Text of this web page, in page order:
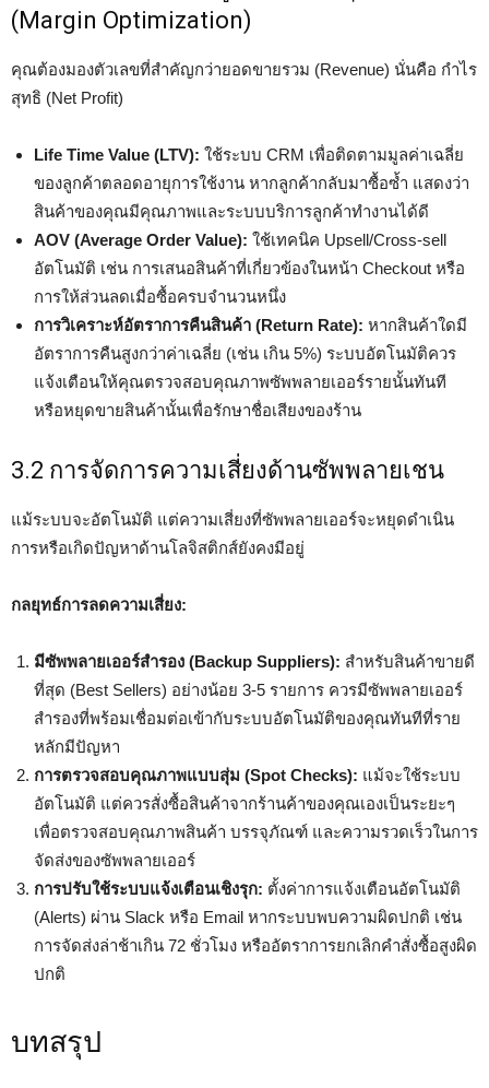
(Margin Optimization)
คุณต้องมองตัวเลขที่สำคัญกว่ายอดขายรวม (Revenue) นั่นคือ กำไร
สุทธิ (Net Profit)
Life Time Value (LTV): ใช้ระบบ CRM เพื่อติดตามมูลค่าเฉลี่ย
ของลูกค้าตลอดอายุการใช้งาน หากลูกค้ากลับมาซื้อซ้ำ แสดงว่า
สินค้าของคุณมีคุณภาพและระบบบริการลูกค้าทำงานได้ดี
AOV (Average Order Value): ใช้เทคนิค Upsell/Cross-sell
อัตโนมัติ เช่น การเสนอสินค้าที่เกี่ยวข้องในหน้า Checkout หรือ
การให้ส่วนลดเมื่อซื้อครบจำนวนหนึ่ง
การวิเคราะห์อัตราการคืนสินค้า (Return Rate): หากสินค้าใดมี
อัตราการคืนสูงกว่าค่าเฉลี่ย (เช่น เกิน 5%) ระบบอัตโนมัติควร
แจ้งเตือนให้คุณตรวจสอบคุณภาพซัพพลายเออร์รายนั้นทันที
หรือหยุดขายสินค้านั้นเพื่อรักษาชื่อเสียงของร้าน
3.2 การจัดการความเสี่ยงด้านซัพพลายเชน
แม้ระบบจะอัตโนมัติ แต่ความเสี่ยงที่ซัพพลายเออร์จะหยุดดำเนิน
การหรือเกิดปัญหาด้านโลจิสติกส์ยังคงมีอยู่
กลยุทธ์การลดความเสี่ยง:
มีซัพพลายเออร์สำรอง (Backup Suppliers): สำหรับสินค้าขายดี
ที่สุด (Best Sellers) อย่างน้อย 3-5 รายการ ควรมีซัพพลายเออร์
สำรองที่พร้อมเชื่อมต่อเข้ากับระบบอัตโนมัติของคุณทันทีที่ราย
หลักมีปัญหา
การตรวจสอบคุณภาพแบบสุ่ม (Spot Checks): แม้จะใช้ระบบ
อัตโนมัติ แต่ควรสั่งซื้อสินค้าจากร้านค้าของคุณเองเป็นระยะๆ
เพื่อตรวจสอบคุณภาพสินค้า บรรจุภัณฑ์ และความรวดเร็วในการ
จัดส่งของซัพพลายเออร์
การปรับใช้ระบบแจ้งเตือนเชิงรุก: ตั้งค่าการแจ้งเตือนอัตโนมัติ
(Alerts) ผ่าน Slack หรือ Email หากระบบพบความผิดปกติ เช่น
การจัดส่งล่าช้าเกิน 72 ชั่วโมง หรืออัตราการยกเลิกคำสั่งซื้อสูงผิด
ปกติ
บทสรุป